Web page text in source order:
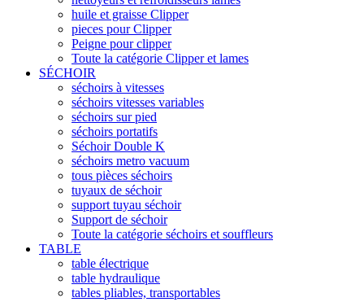
huile et graisse Clipper
pieces pour Clipper
Peigne pour clipper
Toute la catégorie Clipper et lames
SÉCHOIR
séchoirs à vitesses
séchoirs vitesses variables
séchoirs sur pied
séchoirs portatifs
Séchoir Double K
séchoirs metro vacuum
tous pièces séchoirs
tuyaux de séchoir
support tuyau séchoir
Support de séchoir
Toute la catégorie séchoirs et souffleurs
TABLE
table électrique
table hydraulique
tables pliables, transportables